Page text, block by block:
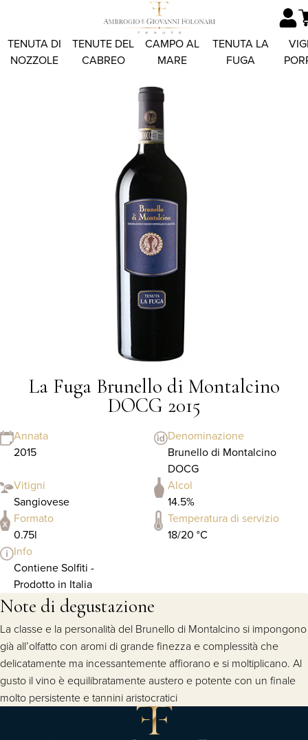
TENUTA DI
NOZZOLE
TENUTE DEL
CABREO
CAMPO AL
MARE
TENUTA LA
FUGA
La Fuga Brunello di Montalcino
DOCG 2015
Annata
2015
Denominazione
Brunello di Montalcino
DOCG
Vitigni
Sangiovese
Alcol
14.5%
Formato
0.75l
Temperatura di servizio
18/20 °C
Info
Contiene Solfiti -
Prodotto in Italia
Note di degustazione
La classe e la personalità del Brunello di Montalcino si impongono
già all’olfatto con aromi di grande finezza e complessità che
delicatamente ma incessantemente affiorano e si moltiplicano. Al
gusto il vino è equilibratamente austero e potente con un finale
molto persistente e tannini aristocratici